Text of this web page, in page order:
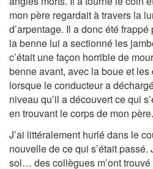
mon père regardait à travers la
d’arpentage. Il a donc été frappé
la benne lui a sectionné les
c’était une façon horrible de
benne avant, avec la boue et les
lorsque le conducteur a
niveau qu’il a découvert ce qui
en trouvant le corps de mon père.
J’ai littéralement hurlé dans le
nouvelle de ce qui s’était
sol… des collègues m’ont